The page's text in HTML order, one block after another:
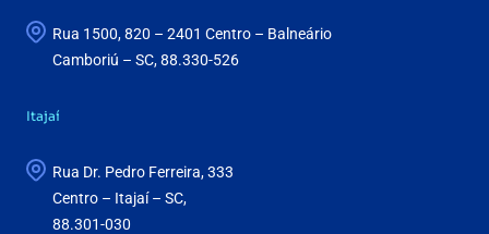
Rua 1500, 820 – 2401 Centro – Balneário
Camboriú – SC, 88.330-526
Itajaí
Rua Dr. Pedro Ferreira, 333
Centro – Itajaí – SC,
88.301-030